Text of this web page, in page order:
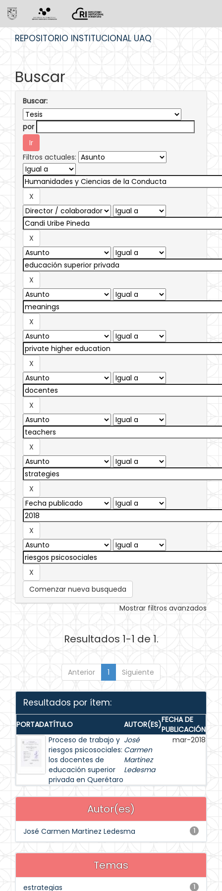
REPOSITORIO INSTITUCIONAL UAQ
Buscar
Buscar:
por
Filtros actuales:
Comenzar nueva busqueda
Mostrar filtros avanzados
Resultados 1-1 de 1.
Anterior 1 Siguiente
Resultados por ítem:
PORTADATÍTULO AUTOR(ES)FECHA DE
PUBLICACIÓN
Proceso de trabajo y
riesgos psicosociales:
los docentes de
educación superior
privada en Querétaro
José
Carmen
Martinez
Ledesma
mar-2018
Autor(es)
1
José Carmen Martinez Ledesma
Temas
1
estrategias